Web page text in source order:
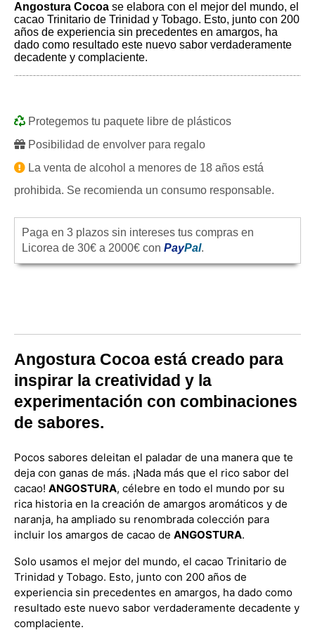
Angostura Cocoa se elabora con el mejor del mundo, el
cacao Trinitario de Trinidad y Tobago. Esto, junto con 200
años de experiencia sin precedentes en amargos, ha
dado como resultado este nuevo sabor verdaderamente
decadente y complaciente.
Protegemos tu paquete libre de plásticos
Posibilidad de envolver para regalo
La venta de alcohol a menores de 18 años está
prohibida. Se recomienda un consumo responsable.
Paga en 3 plazos sin intereses tus compras en
Licorea de 30€ a 2000€ con PayPal.
Angostura Cocoa está creado para
inspirar la creatividad y la
experimentación con combinaciones
de sabores.
Pocos sabores deleitan el paladar de una manera que te
deja con ganas de más. ¡Nada más que el rico sabor del
cacao! ANGOSTURA, célebre en todo el mundo por su
rica historia en la creación de amargos aromáticos y de
naranja, ha ampliado su renombrada colección para
incluir los amargos de cacao de ANGOSTURA.
Solo usamos el mejor del mundo, el cacao Trinitario de
Trinidad y Tobago. Esto, junto con 200 años de
experiencia sin precedentes en amargos, ha dado como
resultado este nuevo sabor verdaderamente decadente y
complaciente.